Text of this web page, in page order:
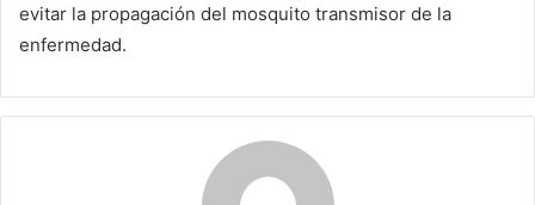
evitar la propagación del mosquito transmisor de la
enfermedad.